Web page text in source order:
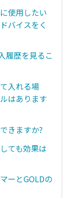
使用したい
バイスをく
履歴を見るこ
入れる場
はあります
きますか?
ても効果は
ーとGOLDの